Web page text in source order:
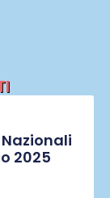
2025